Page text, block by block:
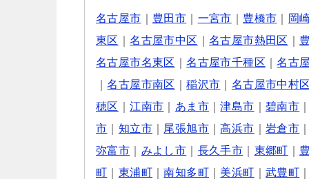
名古屋市 豊田市 一宮市 豊橋市
岡
東区
｜名古屋市中区 ｜名古屋市熱田区
名古屋市名東区
｜名古屋市千種区 ｜名古
｜名古屋市南区 ｜稲沢市
名古屋市中村
穂区
｜江南市 あま市 ｜津島市 碧南市
市
知立市 尾張旭市 ｜高浜市 ｜岩倉市
弥富市
みよし市 長久手市 東郷町
町
東浦町 ｜南知多町 美浜町 ｜武豊町